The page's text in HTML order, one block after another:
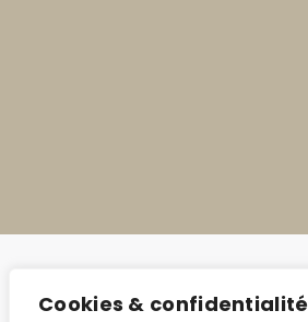
Cookies & confidentialité